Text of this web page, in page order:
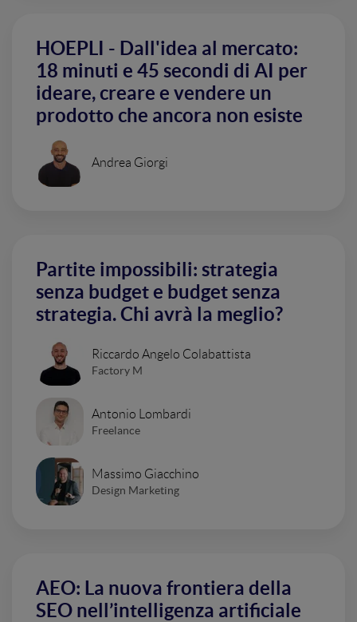
HOEPLI - Dall'idea al mercato:
18 minuti e 45 secondi di AI per
ideare, creare e vendere un
prodotto che ancora non esiste
Andrea Giorgi
Partite impossibili: strategia
senza budget e budget senza
strategia. Chi avrà la meglio?
Riccardo Angelo Colabattista
Factory M
Antonio Lombardi
Freelance
Massimo Giacchino
Design Marketing
AEO: La nuova frontiera della
SEO nell’intelligenza artificiale